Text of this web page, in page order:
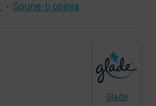
- Spune-ţi opinia
Glade